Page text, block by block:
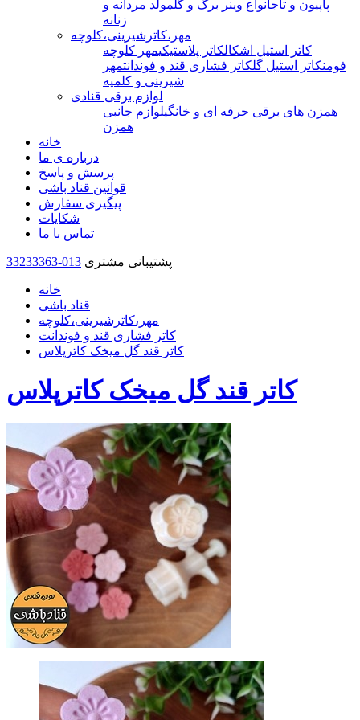
پاپیون و تاجانواع وینر برگ و گلمولد مردانه و
زنانه
مهر،کاترشیرینی،کلوچه
کاتر استیل اشکالکاتر پلاستیکیمهر کلوچه
فومنکاتر استیل گلکاتر فشاری قند و فوندانتمهر
شیرینی و کلمپه
لوازم برقی قنادی
همزن های برقی حرفه ای و خانگیلوازم جانبی
همزن
خانه
درباره ی ما
پرسش و پاسخ
قوانین قناد باشی
پیگیری سفارش
شکایات
تماس با ما
33233363-013 پشتیبانی مشتری
خانه
قناد باشی
مهر،کاترشیرینی،کلوچه
کاتر فشاری قند و فوندانت
کاتر قند گل میخک کاترپلاس
کاتر قند گل میخک کاترپلاس